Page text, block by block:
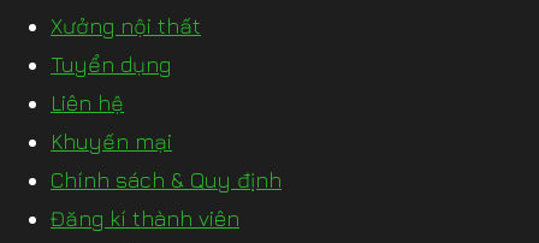
Xưởng nội thất
Tuyển dụng
Liên hệ
Khuyến mại
Chính sách & Quy định
Đăng kí thành viên